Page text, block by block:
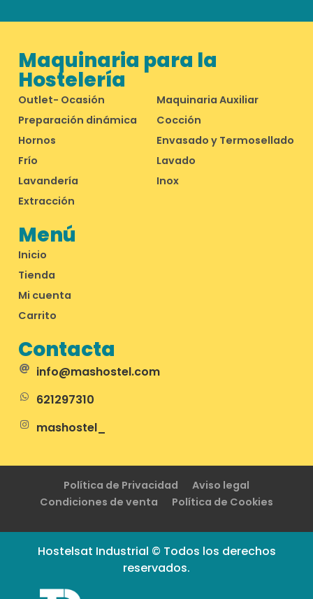
Menú
Inicio
Tienda
Mi cuenta
Carrito
Maquinaria para la
Hostelería
Outlet- Ocasión
Maquinaria Auxiliar
Preparación dinámica
Cocción
Hornos
Envasado y Termosellado
Frío
Lavado
Lavandería
Inox
Extracción
Contacta
info@mashostel.com
621297310
mashostel_
Política de Privacidad
Aviso legal
Condiciones de venta
Política de Cookies
Hostelsat Industrial © Todos los derechos
reservados.